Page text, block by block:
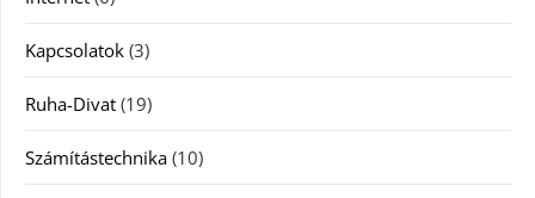
Kapcsolatok (3)
Ruha-Divat (19)
Számítástechnika (10)